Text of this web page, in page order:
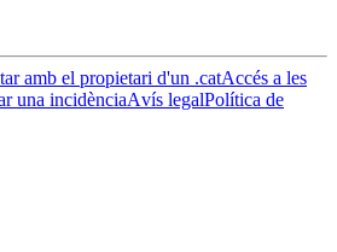
amb el propietari d'un .catAccés a les
una incidènciaAvís legalPolítica de